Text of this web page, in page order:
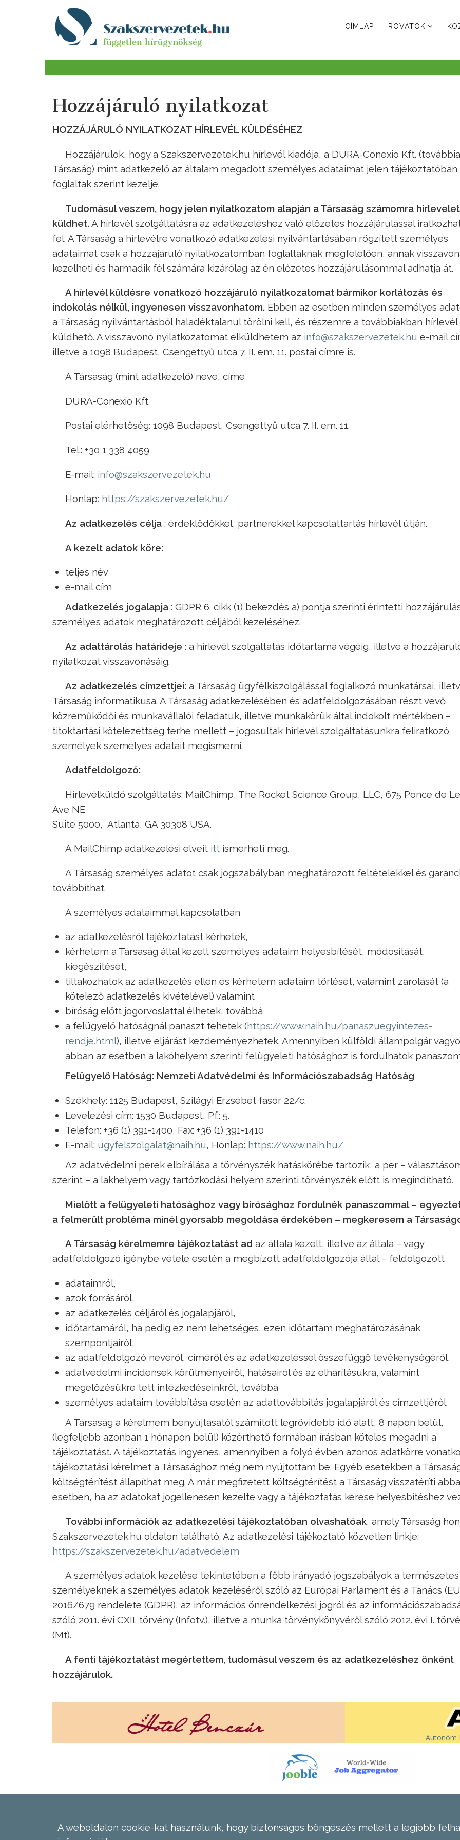
CÍMLAP ROVATOK
Hozzájáruló nyilatkozat
HOZZÁJÁRULÓ NYILATKOZAT HÍRLEVÉL KÜLDÉSÉHEZ
Hozzájárulok, hogy a Szakszervezetek.hu hírlevél kiadója, a DURA-Conexio Kft.
Társaság) mint adatkezelő az általam megadott személyes adataimat jelen tájékoztatóban
foglaltak szerint kezelje.
Tudomásul veszem, hogy jelen nyilatkozatom alapján a Társaság számomra hírlevelet
küldhet. A hírlevél szolgáltatásra az adatkezeléshez való előzetes hozzájárulással
fel. A Társaság a hírlevélre vonatkozó adatkezelési nyilvántartásában rögzített személyes
adataimat csak a hozzájáruló nyilatkozatomban foglaltaknak megfelelően, annak
kezelheti és harmadik fél számára kizárólag az én előzetes hozzájárulásommal adhatja át.
A hírlevél küldésre vonatkozó hozzájáruló nyilatkozatomat bármikor korlátozás és
indokolás nélkül, ingyenesen visszavonhatom. Ebben az esetben minden személyes
a Társaság nyilvántartásból haladéktalanul törölni kell, és részemre a továbbiakban hírlevél
küldhető. A visszavonó nyilatkozatomat elküldhetem az info@szakszervezetek.hu e-mail
illetve a 1098 Budapest, Csengettyű utca 7. II. em. 11. postai címre is.
A Társaság (mint adatkezelő) neve, címe
DURA-Conexio Kft.
Postai elérhetőség: 1098 Budapest, Csengettyű utca 7. II. em. 11.
Tel.: +30 1 338 4059
E-mail: info@szakszervezetek.hu
Honlap: https://szakszervezetek.hu/
Az adatkezelés célja : érdeklődőkkel, partnerekkel kapcsolattartás hírlevél útján.
A kezelt adatok köre:
teljes név
e-mail cím
Adatkezelés jogalapja : GDPR 6. cikk (1) bekezdés a) pontja szerinti érintetti
személyes adatok meghatározott céljából kezeléséhez.
Az adattárolás határideje : a hírlevél szolgáltatás időtartama végéig, illetve a
nyilatkozat visszavonásáig.
Az adatkezelés címzettjei: a Társaság ügyfélkiszolgálással foglalkozó munkatársai,
Társaság informatikusa. A Társaság adatkezelésében és adatfeldolgozásában részt vevő
közreműködői és munkavállalói feladatuk, illetve munkakörük által indokolt mértékben –
titoktartási kötelezettség terhe mellett – jogosultak hírlevél szolgáltatásunkra feliratkozó
személyek személyes adatait megismerni.
Adatfeldolgozó:
Hírlevélküldő szolgáltatás: MailChimp, The Rocket Science Group, LLC, 675 Ponce de
Ave NE
Suite 5000, Atlanta, GA 30308 USA.
A MailChimp adatkezelési elveit itt ismerheti meg.
A Társaság személyes adatot csak jogszabályban meghatározott feltételekkel és
továbbíthat.
A személyes adataimmal kapcsolatban
az adatkezelésről tájékoztatást kérhetek,
kérhetem a Társaság által kezelt személyes adataim helyesbítését, módosítását,
kiegészítését,
tiltakozhatok az adatkezelés ellen és kérhetem adataim törlését, valamint zárolását (a
kötelező adatkezelés kivételével) valamint
bíróság előtt jogorvoslattal élhetek, továbbá
a felügyelő hatóságnál panaszt tehetek (https://www.naih.hu/panaszuegyintezes-
rendje.html), illetve eljárást kezdeményezhetek. Amennyiben külföldi állampolgár
abban az esetben a lakóhelyem szerinti felügyeleti hatósághoz is fordulhatok
Felügyelő Hatóság: Nemzeti Adatvédelmi és Információszabadság Hatóság
Székhely: 1125 Budapest, Szilágyi Erzsébet fasor 22/c.
Levelezési cím: 1530 Budapest, Pf.: 5.
Telefon: +36 (1) 391-1400, Fax: +36 (1) 391-1410
E-mail: ugyfelszolgalat@naih.hu, Honlap: https://www.naih.hu/
Az adatvédelmi perek elbírálása a törvényszék hatáskörébe tartozik, a per –
szerint – a lakhelyem vagy tartózkodási helyem szerinti törvényszék előtt is megindítható.
Mielőtt a felügyeleti hatósághoz vagy bírósághoz fordulnék panaszommal –
a felmerült probléma minél gyorsabb megoldása érdekében – megkeresem a
A Társaság kérelmemre tájékoztatást ad az általa kezelt, illetve az általa – vagy
adatfeldolgozó igénybe vétele esetén a megbízott adatfeldolgozója által – feldolgozott
adataimról,
azok forrásáról,
az adatkezelés céljáról és jogalapjáról,
időtartamáról, ha pedig ez nem lehetséges, ezen időtartam meghatározásának
szempontjairól,
az adatfeldolgozó nevéről, címéről és az adatkezeléssel összefüggő tevékenységéről,
adatvédelmi incidensek körülményeiről, hatásairól és az elhárításukra, valamint
megelőzésükre tett intézkedéseinkről, továbbá
személyes adataim továbbítása esetén az adattovábbítás jogalapjáról és címzettjéről.
A Társaság a kérelmem benyújtásától számított legrövidebb idő alatt, 8 napon belül,
(legfeljebb azonban 1 hónapon belül) közérthető formában írásban köteles megadni a
tájékoztatást. A tájékoztatás ingyenes, amennyiben a folyó évben azonos adatkörre
tájékoztatási kérelmet a Társasághoz még nem nyújtottam be. Egyéb esetekben a
költségtérítést állapíthat meg. A már megfizetett költségtérítést a Társaság visszatéríti
esetben, ha az adatokat jogellenesen kezelte vagy a tájékoztatás kérése helyesbítéshez
További információk az adatkezelési tájékoztatóban olvashatóak, amely Társaság
Szakszervezetek.hu oldalon található. Az adatkezelési tájékoztató közvetlen linkje:
https://szakszervezetek.hu/adatvedelem
A személyes adatok kezelése tekintetében a főbb irányadó jogszabályok a természetes
személyeknek a személyes adatok kezeléséről szóló az Európai Parlament és a Tanács
2016/679 rendelete (GDPR), az információs önrendelkezési jogról és az
szóló 2011. évi CXII. törvény (Infotv.), illetve a munka törvénykönyvéről szóló 2012. évi I.
(Mt).
A fenti tájékoztatást megértettem, tudomásul veszem és az adatkezeléshez önként
hozzájárulok.
Autonóm
A weboldalon cookie-kat használunk, hogy biztonságos böngészés mellett a legjobb